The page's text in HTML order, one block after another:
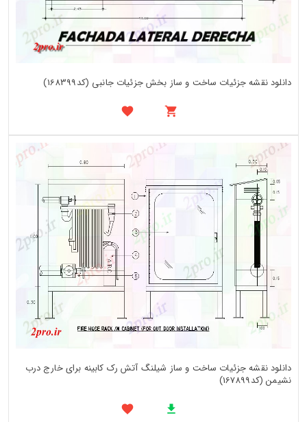
دانلود نقشه جزئیات ساخت و ساز بخش جزئیات جانبی (کد168399)
دانلود نقشه جزئیات ساخت و ساز شیلنگ آتش رک کابینه برای خارج درب
نشیمن (کد167899)